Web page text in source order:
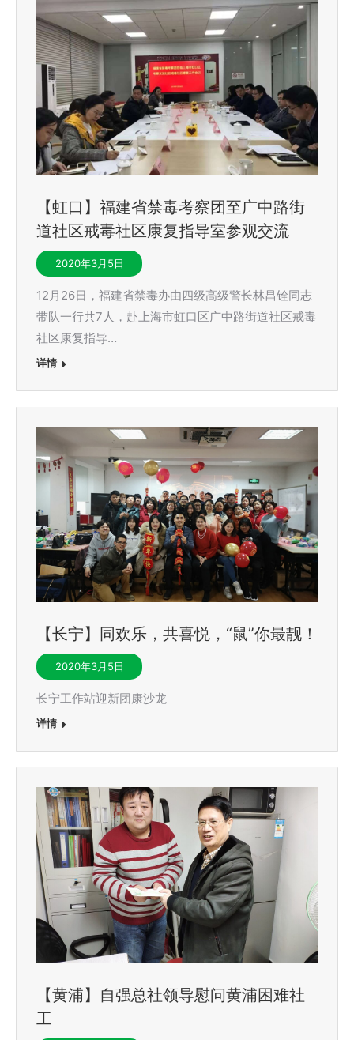
【虹口】福建省禁毒考察团至广中路街
道社区戒毒社区康复指导室参观交流
2020年3月5日
12月26日，福建省禁毒办由四级高级警长林昌铨同志
带队一行共7人，赴上海市虹口区广中路街道社区戒毒
社区康复指导…
详情
【长宁】同欢乐，共喜悦，“鼠”你最靓！
2020年3月5日
长宁工作站迎新团康沙龙
详情
【黄浦】自强总社领导慰问黄浦困难社
工